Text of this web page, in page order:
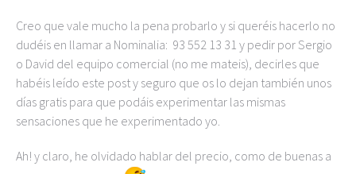
Creo que vale mucho la pena probarlo y si queréis hacerlo no
dudéis en llamar a Nominalia: 93 552 13 31 y pedir por Sergio
o David del equipo comercial (no me mateis), decirles que
habéis leído este post y seguro que os lo dejan también unos
días gratis para que podáis experimentar las mismas
sensaciones que he experimentado yo.
Ah! y claro, he olvidado hablar del precio, como de buenas a